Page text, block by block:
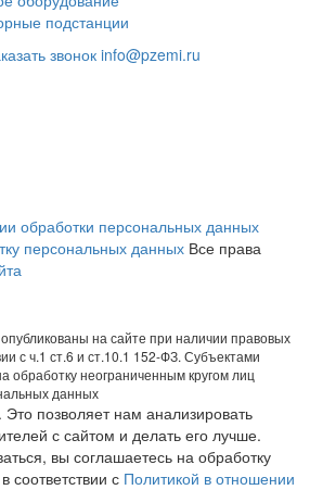
подстанции
звонок info@pzemi.ru
обработки персональных данных
персональных данных Все права
на сайте при наличии правовых
с ч.1 ст.6 и ст.10.1 152-ФЗ. Субъектами
обработку неограниченным кругом лиц
данных
позволяет нам анализировать
с сайтом и делать его лучше.
вы соглашаетесь на обработку
соответствии с Политикой в отношении